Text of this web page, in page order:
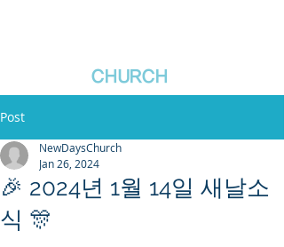
CHURCH
Post
🎉 2024년 1월 14일 새날소
식 🎊
NewDaysChurch
Jan 26, 2024